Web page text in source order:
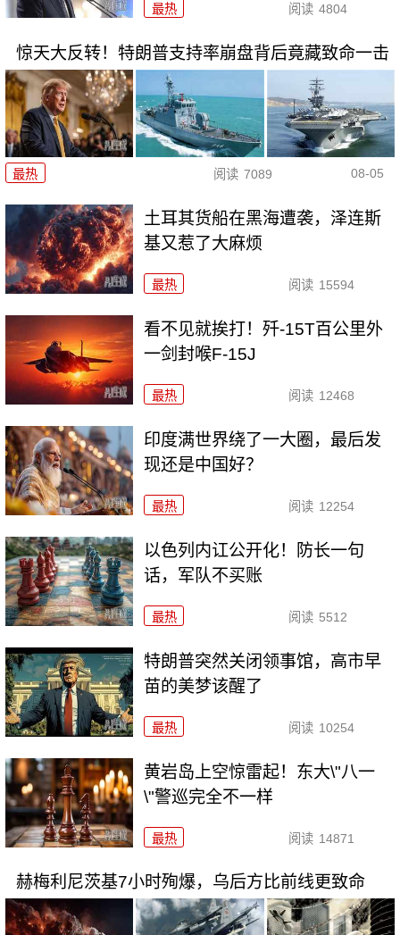
最热 阅读 4804
惊天大反转！特朗普支持率崩盘背后竟藏致命一击
最热 阅读 7089 08-05
土耳其货船在黑海遭袭，泽连斯
基又惹了大麻烦
最热 阅读 15594
看不见就挨打！歼-15T百公里外
一剑封喉F-15J
最热 阅读 12468
印度满世界绕了一大圈，最后发
现还是中国好？
最热 阅读 12254
以色列内讧公开化！防长一句
话，军队不买账
最热 阅读 5512
特朗普突然关闭领事馆，高市早
苗的美梦该醒了
最热 阅读 10254
黄岩岛上空惊雷起！东大\"八一
\"警巡完全不一样
最热 阅读 14871
赫梅利尼茨基7小时殉爆，乌后方比前线更致命